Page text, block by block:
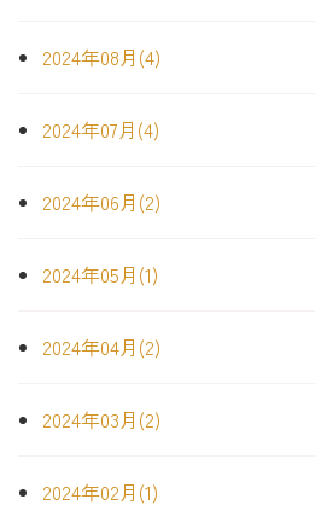
2024年08月(4)
2024年07月(4)
2024年06月(2)
2024年05月(1)
2024年04月(2)
2024年03月(2)
2024年02月(1)